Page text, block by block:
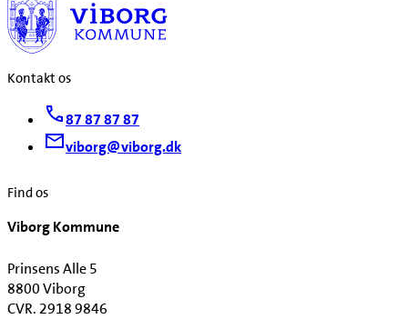
Kontakt os
87 87 87 87
viborg@viborg.dk
Find os
Viborg Kommune
Prinsens Alle 5
8800 Viborg
CVR. 2918 9846